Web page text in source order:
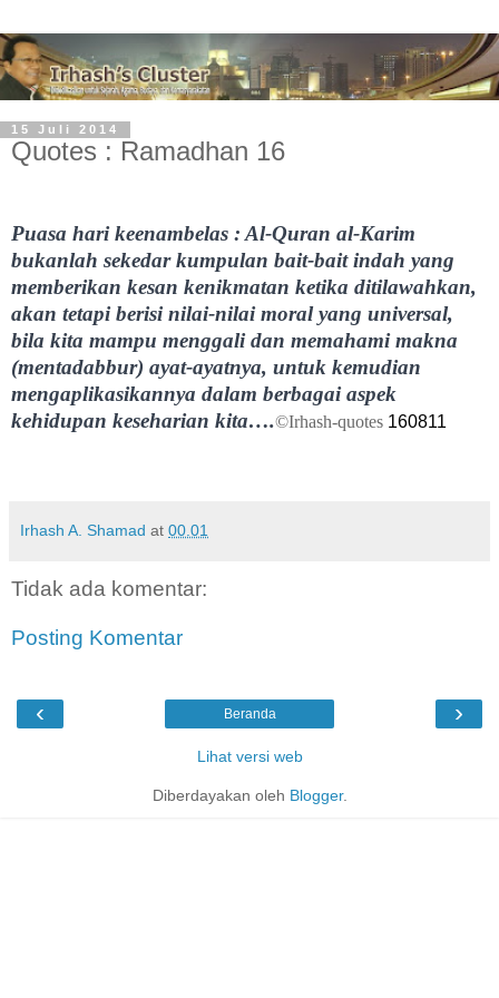
15 Juli 2014
Quotes : Ramadhan 16
Puasa hari keenambelas : Al-Quran al-Karim
bukanlah sekedar kumpulan bait-bait indah yang
memberikan kesan kenikmatan ketika ditilawahkan,
akan tetapi berisi nilai-nilai moral yang universal,
bila kita mampu menggali dan memahami makna
(mentadabbur) ayat-ayatnya, untuk kemudian
mengaplikasikannya dalam berbagai aspek
kehidupan keseharian kita….©Irhash-quotes 160811
Irhash A. Shamad at 00.01
Tidak ada komentar:
Posting Komentar
‹ ›
Beranda
Lihat versi web
Diberdayakan oleh Blogger.